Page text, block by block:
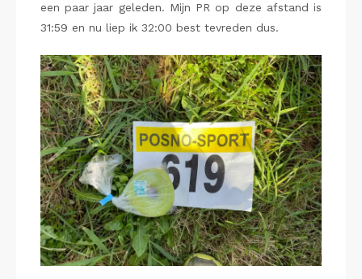
een paar jaar geleden. Mijn PR op deze afstand is
31:59 en nu liep ik 32:00 best tevreden dus.